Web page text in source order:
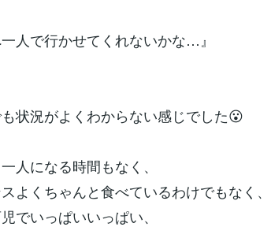
一人で行かせてくれないかな…』
状況がよくわからない感じでした😮
人になる時間もなく、
よくちゃんと食べているわけでもなく、
でいっぱいいっぱい、